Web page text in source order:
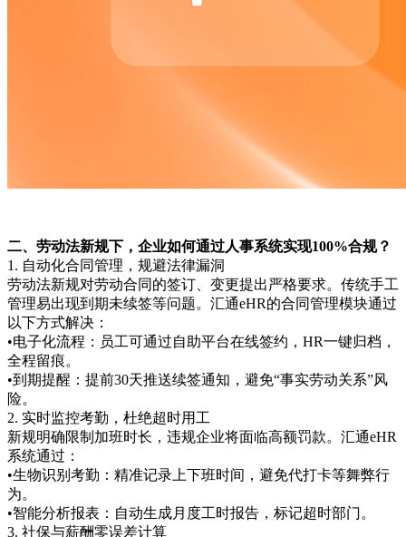
二、劳动法新规下，企业如何通过人事系统实现100%合规？
1. 自动化合同管理，规避法律漏洞
劳动法新规对劳动合同的签订、变更提出严格要求。传统手工
管理易出现到期未续签等问题。汇通eHR的合同管理模块通过
以下方式解决：
•电子化流程：员工可通过自助平台在线签约，HR一键归档，
全程留痕。
•到期提醒：提前30天推送续签通知，避免“事实劳动关系”风
险。
2. 实时监控考勤，杜绝超时用工
新规明确限制加班时长，违规企业将面临高额罚款。汇通eHR
系统通过：
•生物识别考勤：精准记录上下班时间，避免代打卡等舞弊行
为。
•智能分析报表：自动生成月度工时报告，标记超时部门。
3. 社保与薪酬零误差计算